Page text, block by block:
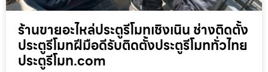
ร้านขายอะไหล่ประตูรีโมทเชิงเนิน ช่างติดตั้ง
ประตูรีโมทฝีมือดีรับติดตั้งประตูรีโมททั่วไทย
ประตูรีโมท.com